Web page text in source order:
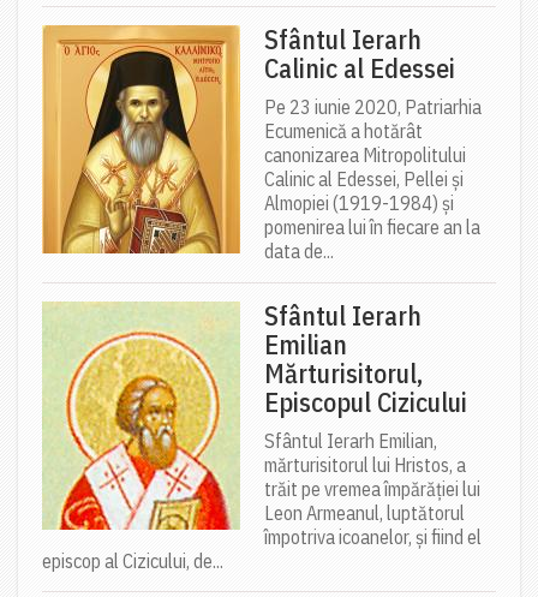
Sfântul Ierarh
Calinic al Edessei
Pe 23 iunie 2020, Patriarhia
Ecumenică a hotărât
canonizarea Mitropolitului
Calinic al Edessei, Pellei și
Almopiei (1919-1984) și
pomenirea lui în fiecare an la
data de...
Sfântul Ierarh
Emilian
Mărturisitorul,
Episcopul Cizicului
Sfântul Ierarh Emilian,
mărturisitorul lui Hristos, a
trăit pe vremea împărăției lui
Leon Armeanul, luptătorul
împotriva icoanelor, și fiind el
episcop al Cizicului, de...